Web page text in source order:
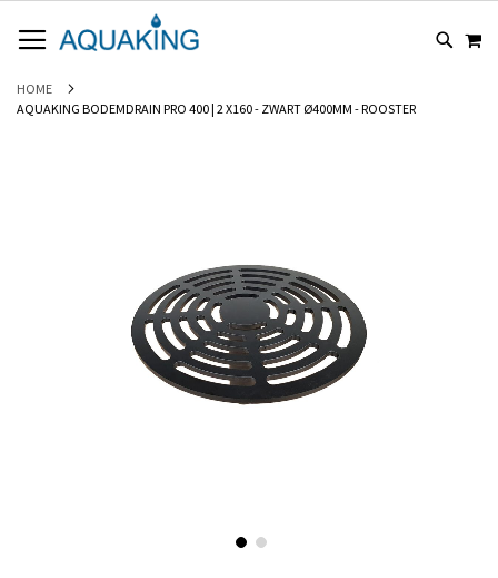
NAAR
DE
HOME
AQUAKING BODEMDRAIN PRO 400 | 2 X160 - ZWART Ø400MM - ROOSTER